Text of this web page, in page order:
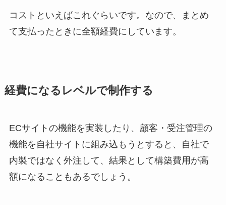
コストといえばこれぐらいです。なので、まとめ
て支払ったときに全額経費にしています。
経費になるレベルで制作する
ECサイトの機能を実装したり、顧客・受注管理の
機能を自社サイトに組み込もうとすると、自社で
内製ではなく外注して、結果として構築費用が高
額になることもあるでしょう。